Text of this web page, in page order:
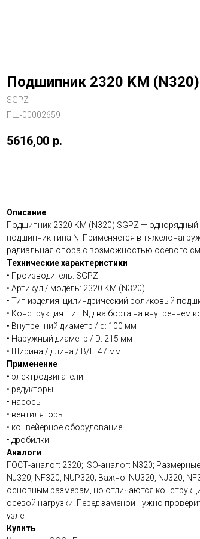
Подшипник 2320 KM (N320)
SGPZ
ПШ-00002659
5616,00 р.
Описание
Подшипник 2320 KM (N320) SGPZ —
подшипник типа N. Применяется в
радиальная опора с возможностью осевого
Технические характеристики
• Производитель: SGPZ
• Артикул / модель: 2320 KM (N320)
• Тип изделия: цилиндрический роликовый
• Конструкция: тип N, два борта на внутреннем
• Внутренний диаметр / d: 100 мм
• Наружный диаметр / D: 215 мм
• Ширина / длина / B/L: 47 мм
Применение
• электродвигатели
• редукторы
• насосы
• вентиляторы
• конвейерное оборудование
• дробилки
Аналоги
ГОСТ-аналог: 2320; ISO-аналог: N320;
NJ320, NF320, NUP320; Важно: NU320, NJ320,
основным размерам, но отличаются
осевой нагрузки. Перед заменой нужно
узле.
Купить